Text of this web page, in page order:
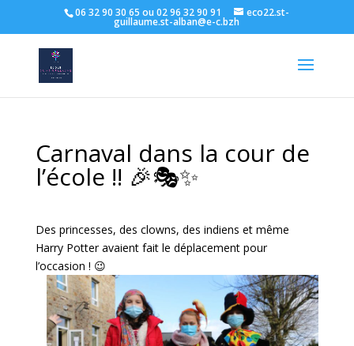
06 32 90 30 65 ou 02 96 32 90 91 eco22.st-
guillaume.st-alban@e-c.bzh
Carnaval dans la cour de
l’école !! 🎉🎭✨
Des princesses, des clowns, des indiens et même
Harry Potter avaient fait le déplacement pour
l’occasion ! 😉